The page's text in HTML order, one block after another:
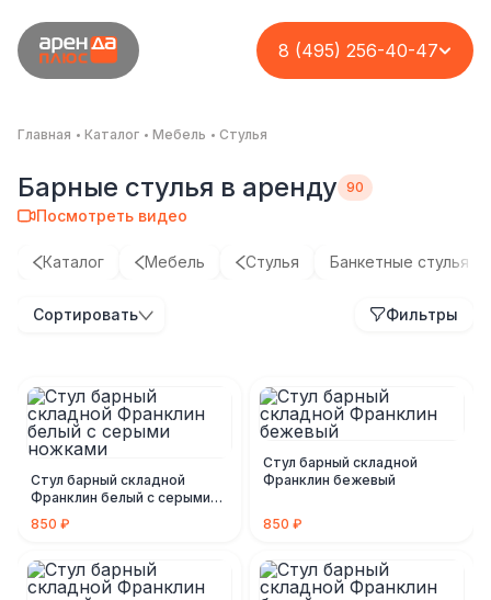
8 (495) 256-40-47
Главная Каталог Мебель Стулья
Барные стулья в аренду
Посмотреть видео
Каталог Мебель Стулья Банкетные стулья
Сортировать Фильтры
Стул барный складной
Франклин белый с серыми
ножками
850 ₽
Стул барный складной
Франклин бежевый
850 ₽